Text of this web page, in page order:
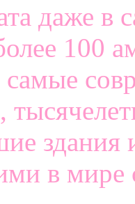
даже в
100
самые
здания
в